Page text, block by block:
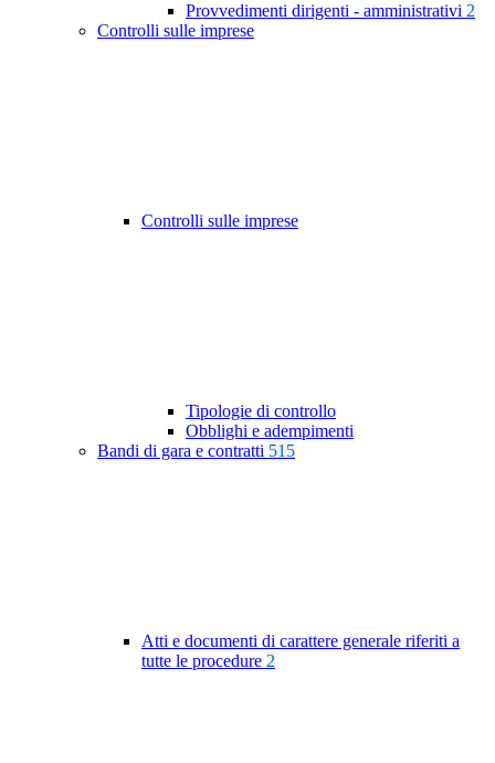
Provvedimenti dirigenti - amministrativi 2
Controlli sulle imprese
Controlli sulle imprese
Tipologie di controllo
Obblighi e adempimenti
Bandi di gara e contratti 515
Atti e documenti di carattere generale riferiti a
tutte le procedure 2